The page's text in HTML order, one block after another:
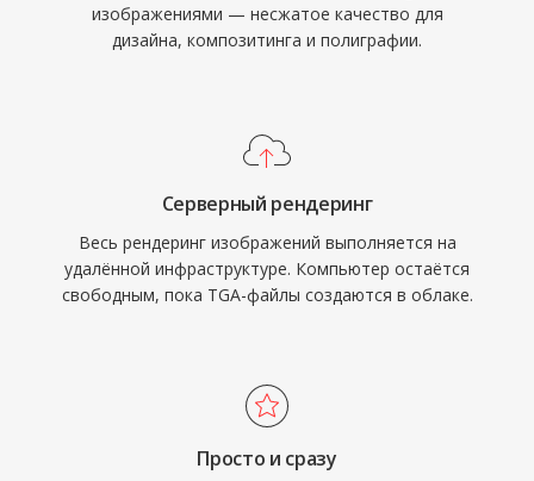
изображениями — несжатое качество для
дизайна, композитинга и полиграфии.
Серверный рендеринг
Весь рендеринг изображений выполняется на
удалённой инфраструктуре. Компьютер остаётся
свободным, пока TGA-файлы создаются в облаке.
Просто и сразу